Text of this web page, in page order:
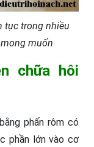
tục trong nhiều
muốn
chữa hôi
phấn rôm có
phần lớn vào cơ